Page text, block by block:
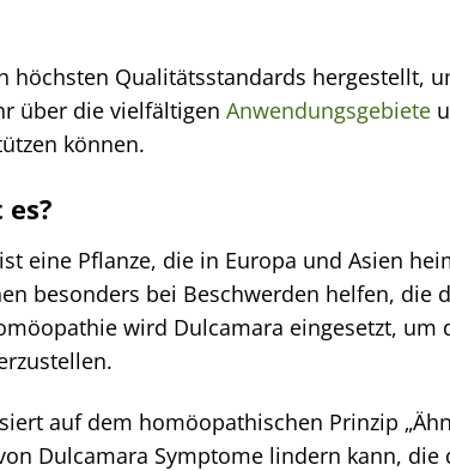
höchsten Qualitätsstandards hergestellt,
über die vielfältigen Anwendungsgebiete
können.
eine Pflanze, die in Europa und Asien
besonders bei Beschwerden helfen, die
wird Dulcamara eingesetzt, um
auf dem homöopathischen Prinzip
Dulcamara Symptome lindern kann,